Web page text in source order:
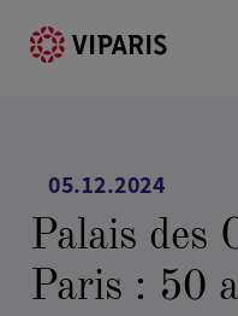
05.12.2024
Palais des
Paris : 50